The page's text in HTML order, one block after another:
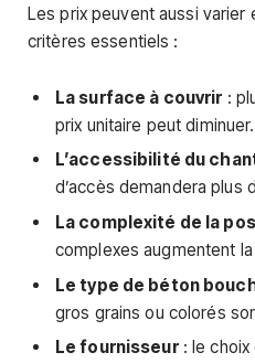
Les prix peuvent aussi varier
critères essentiels :
La surface à couvrir :
prix unitaire peut diminuer.
L’accessibilité du
d’accès demandera
La complexité de la
complexes augmentent
Le type de béton
gros grains ou colorés
Le fournisseur: le choix